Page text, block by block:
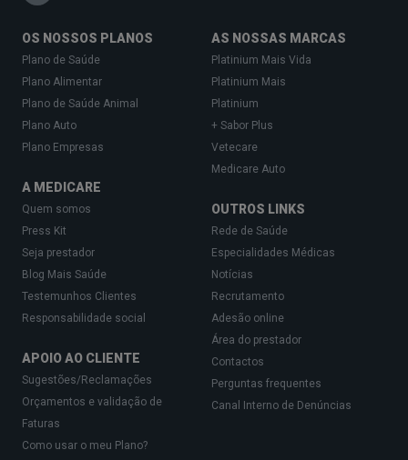
OS NOSSOS PLANOS
Plano de Saúde
Plano Alimentar
Plano de Saúde Animal
Plano Auto
Plano Empresas
A MEDICARE
Quem somos
Press Kit
Seja prestador
Blog Mais Saúde
Testemunhos Clientes
Responsabilidade social
APOIO AO CLIENTE
Sugestões/Reclamações
Orçamentos e validação de
Faturas
Como usar o meu Plano?
AS NOSSAS MARCAS
Platinium Mais Vida
Platinium Mais
Platinium
+ Sabor Plus
Vetecare
Medicare Auto
OUTROS LINKS
Rede de Saúde
Especialidades Médicas
Notícias
Recrutamento
Adesão online
Área do prestador
Contactos
Perguntas frequentes
Canal Interno de Denúncias